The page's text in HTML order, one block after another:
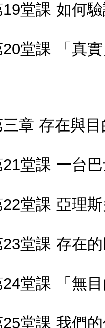
19堂課 如何
20堂課 「真
三章 存在與目
21堂課 一台
22堂課 亞理
23堂課 存在
24堂課 「無
25堂課 我們